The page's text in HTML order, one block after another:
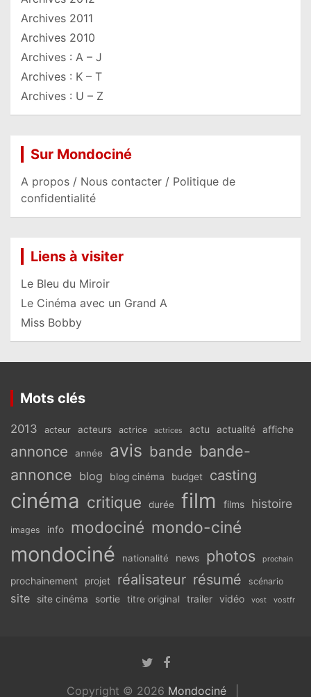
Archives 2011
Archives 2010
Archives : A – J
Archives : K – T
Archives : U – Z
Sur Mondociné
A propos / Nous contacter / Politique de
confidentialité
Liens à visiter
Le Bleu du Miroir
Le Cinéma avec un Grand A
Miss Bobby
Mots clés
2013 acteur acteurs actrice actrices actu actualité affiche
annonce année avis bande bande-
annonce blog blog cinéma budget casting
cinéma critique durée film films histoire
images info modociné mondo-ciné
mondociné nationalité news photos prochain
prochainement projet réalisateur résumé scénario
site site cinéma sortie titre original trailer vidéo vost vostfr
Copyright © 2026 Mondociné